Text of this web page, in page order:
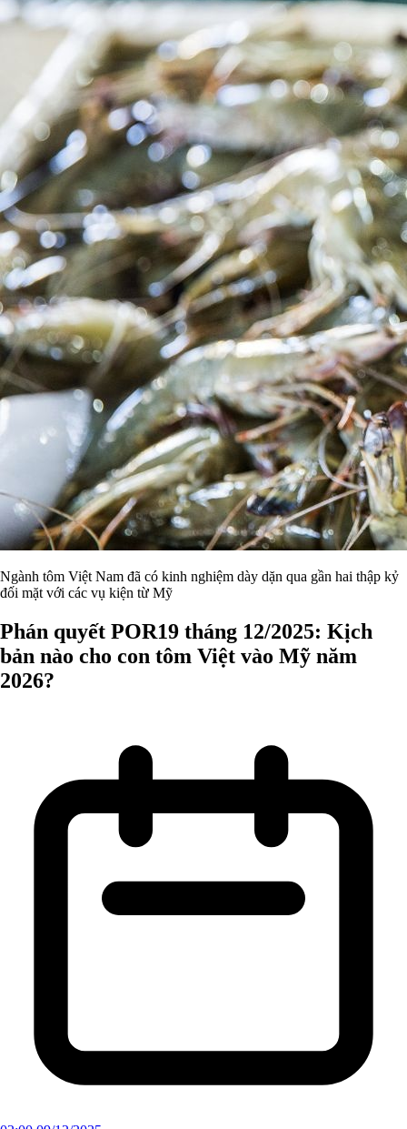
Ngành tôm Việt Nam đã có kinh nghiệm dày dặn qua gần hai thập kỷ
đối mặt với các vụ kiện từ Mỹ
Phán quyết POR19 tháng 12/2025: Kịch
bản nào cho con tôm Việt vào Mỹ năm
2026?